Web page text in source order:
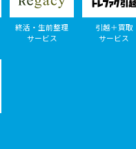
終活・生前整理
サービス
引越＋買取
サービス